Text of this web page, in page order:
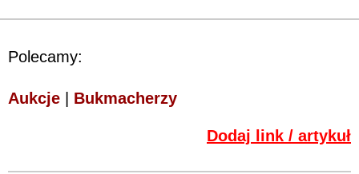
Polecamy:
Aukcje Bukmacherzy
Dodaj link / artykuł